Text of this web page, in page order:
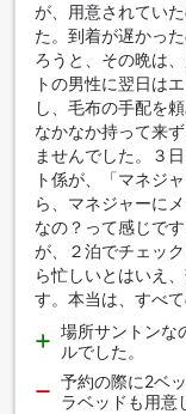
が、用意されてい
た。到着が遅かっ
ろうと、その晩は
トの男性に翌日は
し、毛布の手配を
なかなか持って来
ませんでした。３
ト係が、「マネジ
ら、マネジャーに
なの？って感じで
が、２泊でチェッ
ら忙しいとはいえ
す。本当は、すべ
場所サントンな
ルでした。
予約の際に2ベ
ラベッドも用意